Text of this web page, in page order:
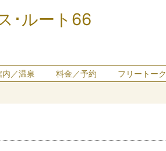
･ルート66
内／温泉 料金／予約 フリートーク